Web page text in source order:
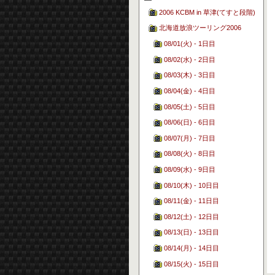
2006 KCBM in 草津(てすと段階)
北海道放浪ツーリング2006
08/01(火) - 1日目
08/02(水) - 2日目
08/03(木) - 3日目
08/04(金) - 4日目
08/05(土) - 5日目
08/06(日) - 6日目
08/07(月) - 7日目
08/08(火) - 8日目
08/09(水) - 9日目
08/10(木) - 10日目
08/11(金) - 11日目
08/12(土) - 12日目
08/13(日) - 13日目
08/14(月) - 14日目
08/15(火) - 15日目